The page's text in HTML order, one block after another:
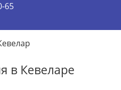
65
в Кевеларе